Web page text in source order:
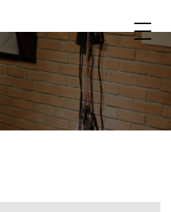
トピックス & ニュース